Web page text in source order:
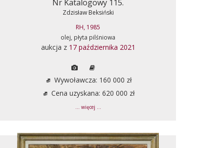
Nr Katalogowy 115.
Zdzisław Beksiński
RH, 1985
olej, płyta pilśniowa
aukcja z 17 października 2021
Wywoławcza: 160 000 zł
Cena uzyskana: 620 000 zł
... więcej ...